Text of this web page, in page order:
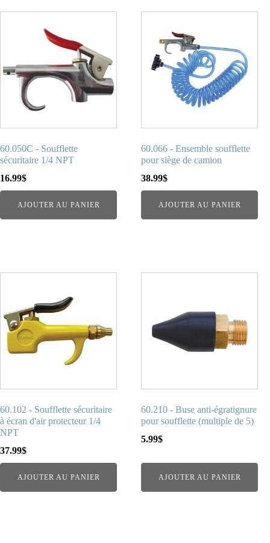
60.050C - Soufflette
sécuritaire 1/4 NPT
16.99$
AJOUTER AU PANIER
60.066 - Ensemble soufflette
pour siège de camion
38.99$
AJOUTER AU PANIER
60.102 - Soufflette sécuritaire
à écran d'air protecteur 1/4
NPT
37.99$
AJOUTER AU PANIER
60.210 - Buse anti-égratignure
pour soufflette (multiple de 5)
5.99$
AJOUTER AU PANIER